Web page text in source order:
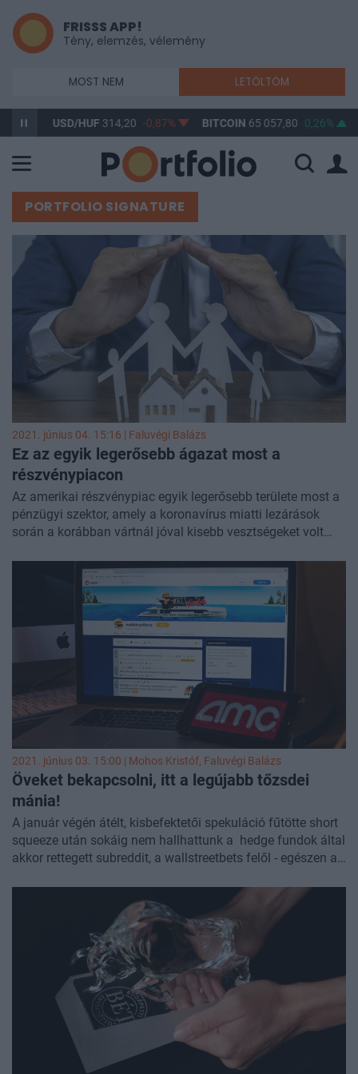
FRISSS APP!
Tény, elemzés, vélemény
MOST NEM LETÖLTÖM
HUF 314,20 -0,87% BITCOIN65 057,80 0,26% BUX148
PORTFOLIO SIGNATURE
2021. június 04. 15:16 | Faluvégi Balázs
Ez az egyik legerősebb ágazat most a
részvénypiacon
Az amerikai részvénypiac egyik legerősebb területe most a
pénzügyi szektor, amely a koronavírus miatti lezárások
során a korábban vártnál jóval kisebb vesztségeket volt
gazdaságba öntött pénzek hatása igencsak pozitív volt az
ide tartozó vállalatokra. A rotáció beindultával ezért a
korábban alulteljesítő ágazatokra is megnőtt a kereslet az
intézményi befektetők részéről. Ide tartoznak a biztosítók
is, amelyek stabil és növekvő díjbevételeik révén viszonylag
alacsony kockázatú pozíciónak számítottak a
részvénypiaci szereplők számára, miközben egy erős trend
is kialakult az árfolyamukban. A technikai elemzés
segítségével megnéztük, hogy mennyi az esélye a
2021. június 03. 15:00 | Mohos Kristóf, Faluvégi Balázs
Öveket bekapcsolni, itt a legújabb tőzsdei
mánia!
A január végén átélt, kisbefektetői spekuláció fűtötte short
squeeze után sokáig nem hallhattunk a hedge fundok által
akkor rettegett subreddit, a wallstreetbets felől - egészen a
kiírások közepette újra beindult a mémrészvények
pumpálása, most azonban az első short squeeze során a
másodhegedűs szerepét játszó, mozilánc-üzemeltető AMC
került a reflektorfénybe. A részvény öt nap alatt 118
százalékot ralizott a múlt hét péntekjéig, majd az igazi
robbanás tegnap következett, amikor is egy kereskedési
nap alatt közel duplázni tudott a részvény, a nap végére
pedig több, mint 760 millió papír cserélt gazdát. Ma is
kedvező teljesítményre számíthattunk a kereskedés előtti
adatok alapján, a cég azonban bejelentette, hogy 11 millió
részvényét adja el, a részvényeladásból származó pénzt